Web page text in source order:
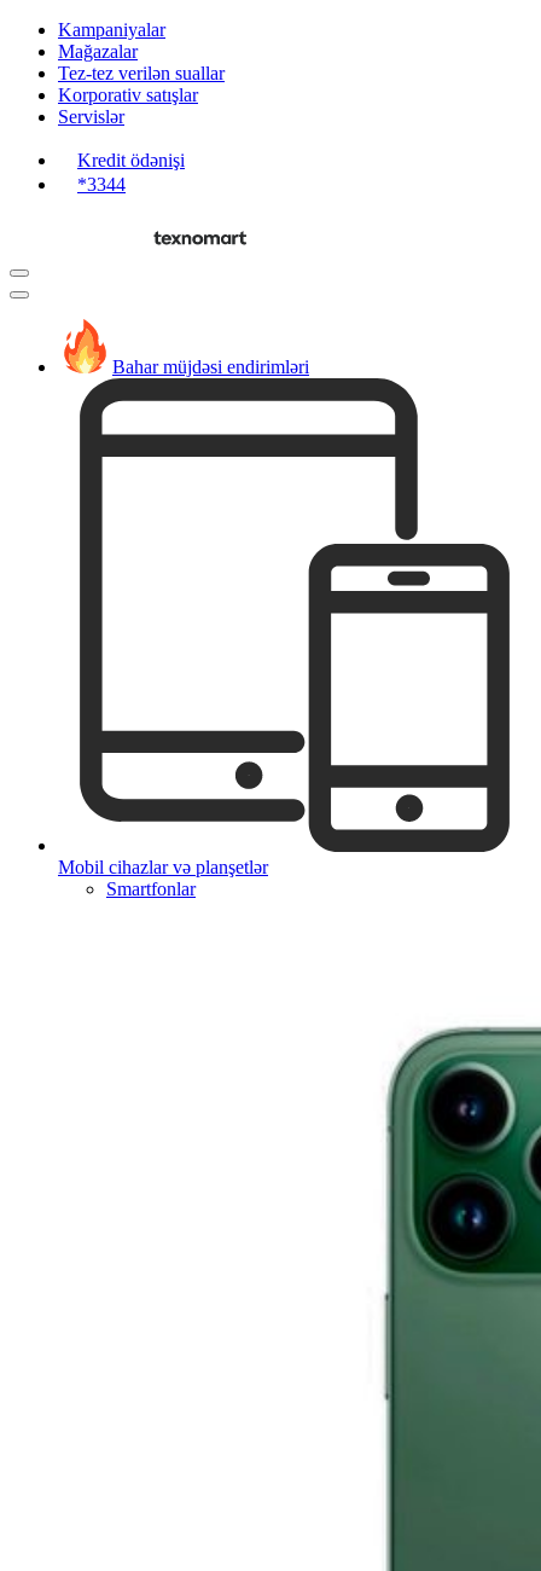
Kampaniyalar
Mağazalar
Tez-tez verilən suallar
Korporativ satışlar
Servislər
Kredit ödənişi
*3344
Bahar müjdəsi endirimləri
Mobil cihazlar və planşetlər
Smartfonlar